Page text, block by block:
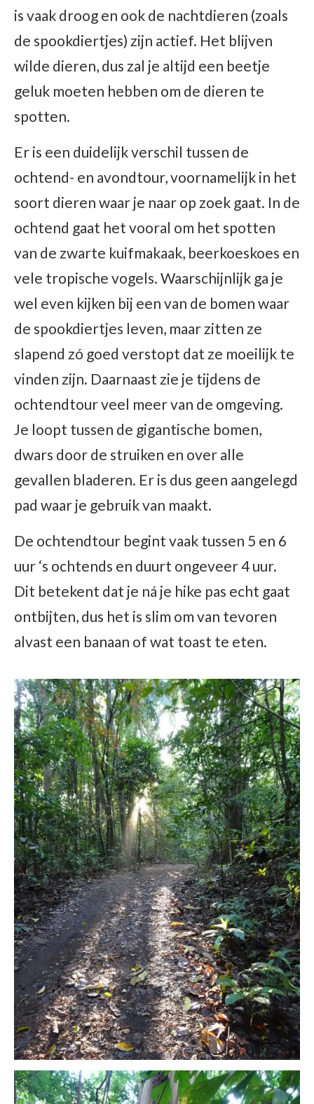
is vaak droog en ook de nachtdieren (zoals
de spookdiertjes) zijn actief. Het blijven
wilde dieren, dus zal je altijd een beetje
geluk moeten hebben om de dieren te
spotten.
Er is een duidelijk verschil tussen de
ochtend- en avondtour, voornamelijk in het
soort dieren waar je naar op zoek gaat. In de
ochtend gaat het vooral om het spotten
van de zwarte kuifmakaak, beerkoeskoes en
vele tropische vogels. Waarschijnlijk ga je
wel even kijken bij een van de bomen waar
de spookdiertjes leven, maar zitten ze
slapend zó goed verstopt dat ze moeilijk te
vinden zijn. Daarnaast zie je tijdens de
ochtendtour veel meer van de omgeving.
Je loopt tussen de gigantische bomen,
dwars door de struiken en over alle
gevallen bladeren. Er is dus geen aangelegd
pad waar je gebruik van maakt.
De ochtendtour begint vaak tussen 5 en 6
uur ‘s ochtends en duurt ongeveer 4 uur.
Dit betekent dat je ná je hike pas echt gaat
ontbijten, dus het is slim om van tevoren
alvast een banaan of wat toast te eten.